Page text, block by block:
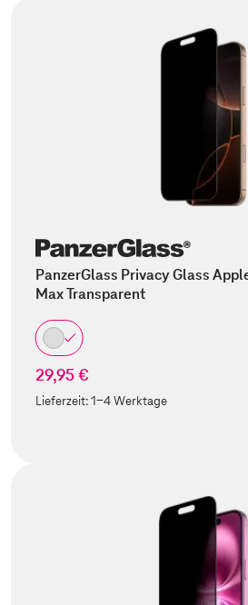
PanzerGlass Privacy Glass
Max Transparent
29,95 €
Lieferzeit:1-4 Werktage